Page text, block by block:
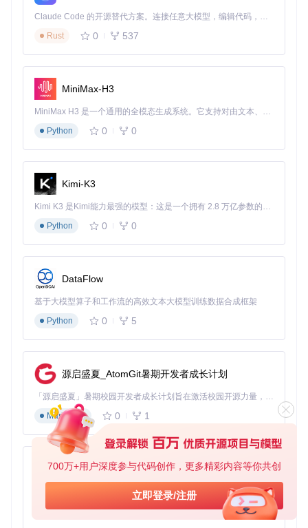
700万+用户深度参与代码创作，更多精彩内容等你共创
立即登录/注册
小王是一名计算机专业的研究生，经常需要在GitHub上阅读国
外的学术论文。以前，面对论文中大量的数学公式，他总是看
得一头雾水。自从使用了这款工具，那些复杂的公式变得清晰
想。
场景二：算法学习与研究
小李正在学习机器学习算法，GitHub上有很多优秀的开源项目
和教程。但算法中涉及的数学公式常常让他望而却步。有了这
款渲染神器，他能够轻松理解各种算法公式，如梯度下降公式
\theta = \theta - \alpha \nabla_\theta J(\thet
a)，学习进度大大加快。
场景三：教学资料分享
张老师经常在GitHub上分享自己的教学资料，其中包含大量的
数学公式。使用这款工具后，学生们能够清晰地看到公式，学
升了一个档次。
五、技术解析：小小插件背后的大奥秘
Jax/ 目录下，你可以找到各种关键的组件。其中，
X输入和HTML输出的转换，确保公式能够准确、高效地渲染
出来。
六、使用指南：三步完成智能渲染配置
第一步：获取工具
你可以通过克隆仓库来获取这款工具，仓库地址是 https://gitc
ode.com/gh_mirrors/gi/github-mathjax。
第二步：安装配置
按照仓库中的说明进行安装和简单配置，过程非常简单，即使
Claude Code 的开源替代方案。连接任意大模型，编辑代码，运行命令，自动验证 — 全自动执行。用 Rust 构建，极致性能。 ｜ An open-source alternative to Claude Code. Connect any LLM, edit code, run commands, and verify changes — autonomously. Built in Rust for speed. Get Started
Rust
0 537
MiniMax-H3
MiniMax H3 是一个通用的全模态生成系统。它支持对由文本、图像、视频和音频组成的多模态上下文进行统一理解，并能生成分辨率高达 2K、时长可达 15 秒的带原生立体声音频的视频。得益于面向任务泛化的系统设计，H3 在预训练阶段就已具备广泛的多模态上下文理解与生成能力，能够出色地执行复杂的多模态指令。
Python
0 0
Kimi-K3
Kimi K3 是Kimi能力最强的模型：这是一个拥有 2.8 万亿参数的混合专家（MoE）模型，具备原生视觉理解能力，并支持 100 万 token 的上下文窗口。
Python
0 0
DataFlow
基于大模型算子和工作流的高效文本大模型训练数据合成框架
Python
0 5
源启盛夏_AtomGit暑期开发者成长计划
「源启盛夏」暑期校园开发者成长计划旨在激活校园开源力量，通过积分激励、认证扶持、资源倾斜等形式，引导高校组织和开发者完成「入驻 — 建项目 — 做贡献 — 获认证 — 得资源」的完整闭环。无论你是想带领社团入驻平台的组织者，还是希望用代码贡献证明自己的开发者，都能在这里找到属于你的成长路径。
Markdown
0 1
py-xiaozhi
基于Python的Xiaozhi AI，适用于想要完整Xiaozhi体验而无需拥有专用硬件的用户。
Python
0 1